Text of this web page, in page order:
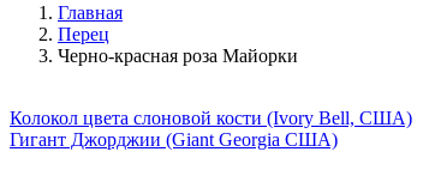
Главная
Перец
Черно-красная роза Майорки
Колокол цвета слоновой кости (Ivory Bell, США)
Гигант Джорджии (Giant Georgia США)